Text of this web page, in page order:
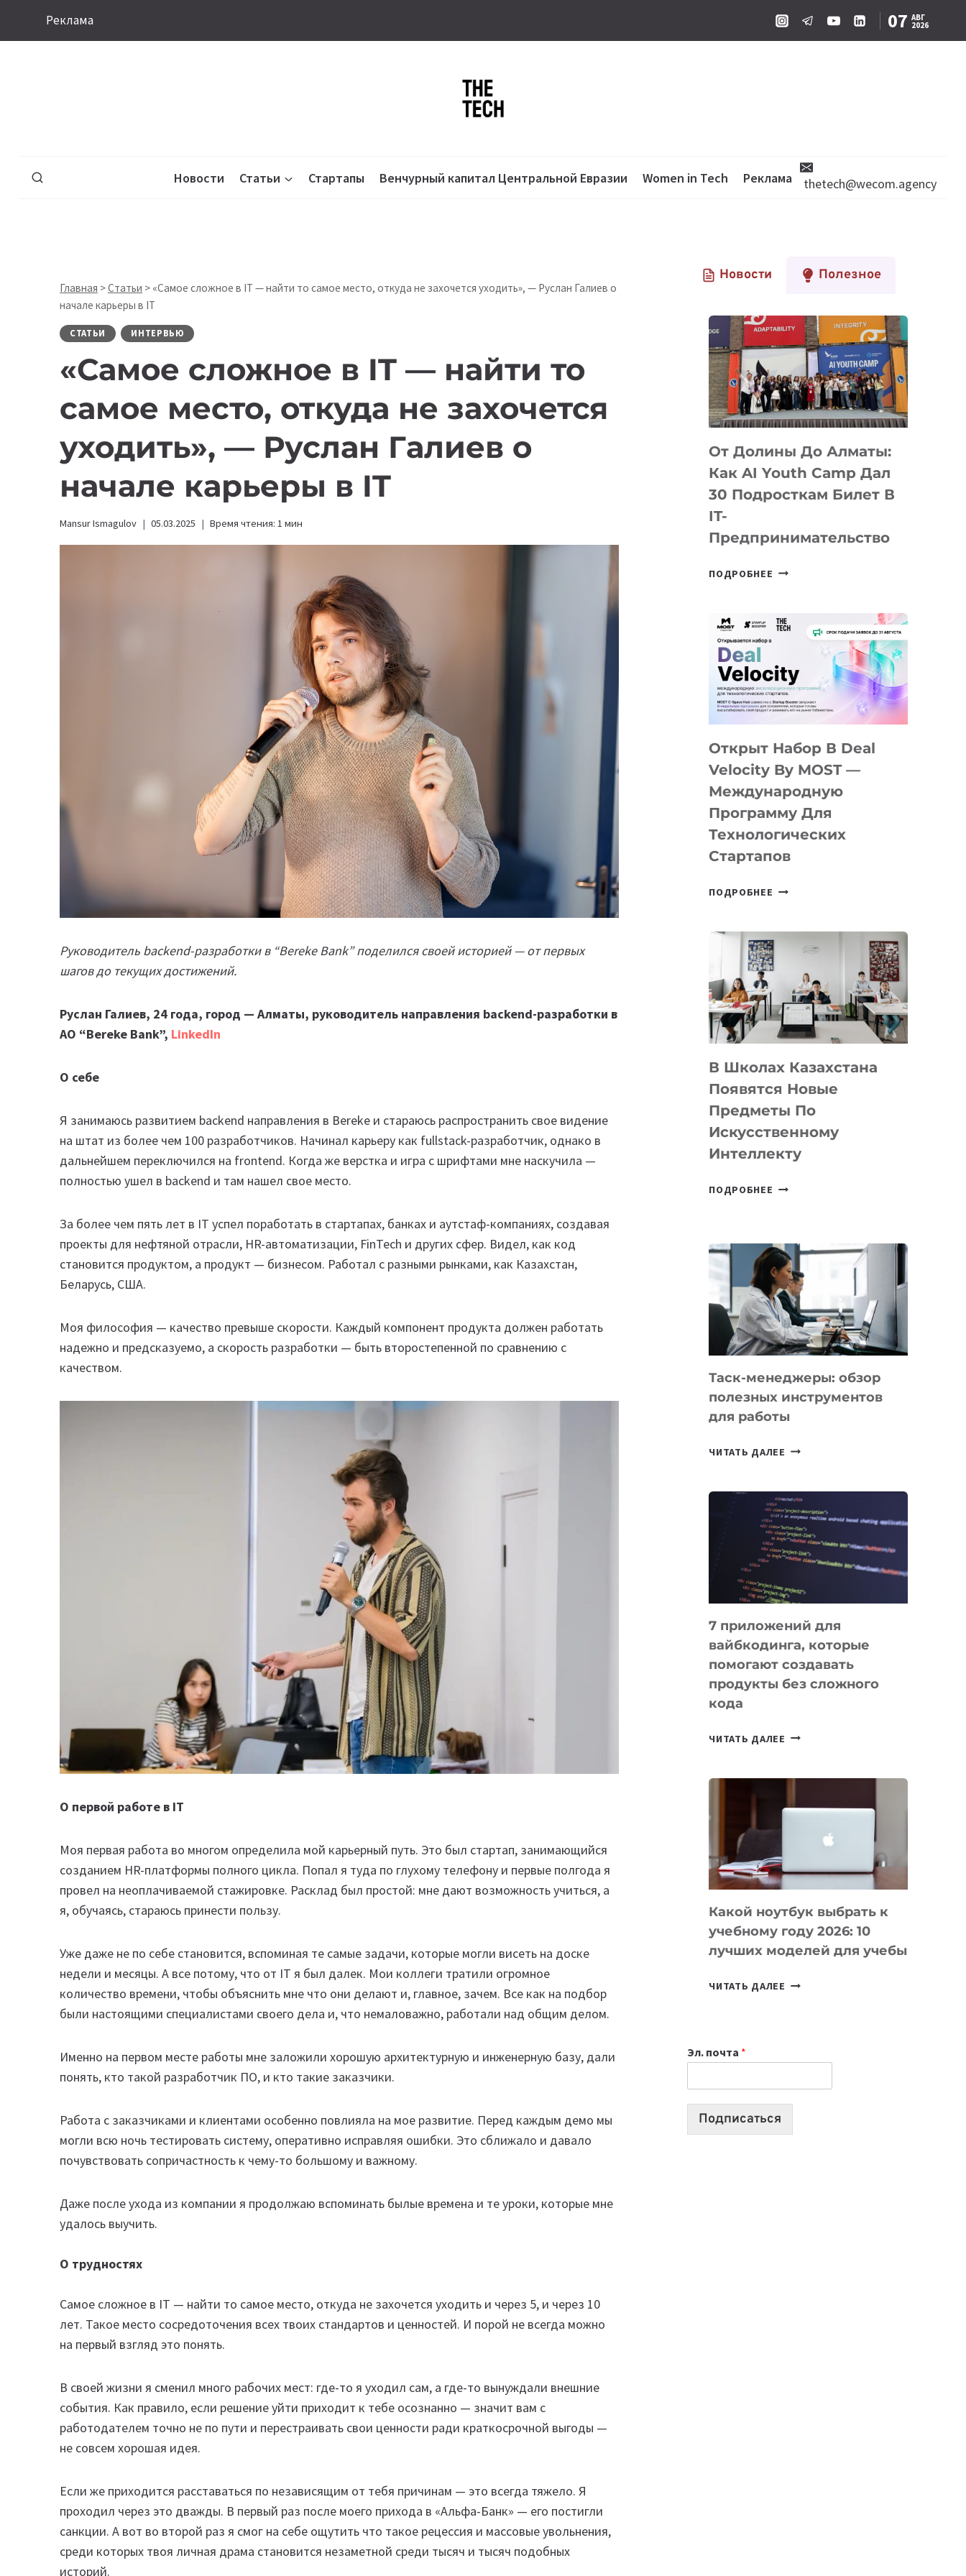
Реклама 07 АВГ
2026
Новости Статьи Стартапы Венчурный капитал Центральной Евразии Women in Tech Реклама thetech@wecom.agency
Главная >Статьи > «Самое сложное в IT — найти то самое место, откуда не захочется уходить», — Руслан Галиев о
начале карьеры в IT
СТАТЬИ ИНТЕРВЬЮ
«Самое сложное в IT — найти то
самое место, откуда не захочется
уходить», — Руслан Галиев о
начале карьеры в IT
Mansur Ismagulov 05.03.2025 Время чтения: 1 мин
Руководитель backend-разработки в “Bereke Bank” поделился своей историей — от первых
шагов до текущих достижений.
Руслан Галиев, 24 года, город — Алматы, руководитель направления backend-разработки в
AO “Bereke Bank”, LinkedIn
О себе
Я занимаюсь развитием backend направления в Bereke и стараюсь распространить свое видение
на штат из более чем 100 разработчиков. Начинал карьеру как fullstack-разработчик, однако в
дальнейшем переключился на frontend. Когда же верстка и игра с шрифтами мне наскучила —
полностью ушел в backend и там нашел свое место.
За более чем пять лет в IT успел поработать в стартапах, банках и аутстаф-компаниях, создавая
проекты для нефтяной отрасли, HR-автоматизации, FinTech и других сфер. Видел, как код
становится продуктом, а продукт — бизнесом. Работал с разными рынками, как Казахстан,
Беларусь, США.
Моя философия — качество превыше скорости. Каждый компонент продукта должен работать
надежно и предсказуемо, а скорость разработки — быть второстепенной по сравнению с
качеством.
О первой работе в IT
Моя первая работа во многом определила мой карьерный путь. Это был стартап, занимающийся
созданием HR-платформы полного цикла. Попал я туда по глухому телефону и первые полгода я
провел на неоплачиваемой стажировке. Расклад был простой: мне дают возможность учиться, а
я, обучаясь, стараюсь принести пользу.
Уже даже не по себе становится, вспоминая те самые задачи, которые могли висеть на доске
недели и месяцы. А все потому, что от IT я был далек. Мои коллеги тратили огромное
количество времени, чтобы объяснить мне что они делают и, главное, зачем. Все как на подбор
были настоящими специалистами своего дела и, что немаловажно, работали над общим делом.
Именно на первом месте работы мне заложили хорошую архитектурную и инженерную базу, дали
понять, кто такой разработчик ПО, и кто такие заказчики.
Работа с заказчиками и клиентами особенно повлияла на мое развитие. Перед каждым демо мы
могли всю ночь тестировать систему, оперативно исправляя ошибки. Это сближало и давало
почувствовать сопричастность к чему-то большому и важному.
Даже после ухода из компании я продолжаю вспоминать былые времена и те уроки, которые мне
удалось выучить.
О трудностях
Самое сложное в IT — найти то самое место, откуда не захочется уходить и через 5, и через 10
лет. Такое место сосредоточения всех твоих стандартов и ценностей. И порой не всегда можно
на первый взгляд это понять.
В своей жизни я сменил много рабочих мест: где-то я уходил сам, а где-то вынуждали внешние
события. Как правило, если решение уйти приходит к тебе осознанно — значит вам с
работодателем точно не по пути и перестраивать свои ценности ради краткосрочной выгоды —
не совсем хорошая идея.
Если же приходится расставаться по независящим от тебя причинам — это всегда тяжело. Я
проходил через это дважды. В первый раз после моего прихода в «Альфа-Банк» — его постигли
санкции. А вот во второй раз я смог на себе ощутить что такое рецессия и массовые увольнения,
среди которых твоя личная драма становится незаметной среди тысяч и тысяч подобных
историй.
Новости Полезное
От Долины До Алматы:
Как AI Youth Camp Дал
30 Подросткам Билет В
IT-
Предпринимательство
ПОДРОБНЕЕ ОТ
АЛМАТЫ:
YOUTH
CAMP
ДАЛ
ПОДРОСТКАМ
БИЛЕТ
IT-
ПРЕДПРИНИМАТЕЛЬСТВО
Открыт Набор В Deal
Velocity By MOST —
Международную
Программу Для
Технологических
Стартапов
ПОДРОБНЕЕ ОТКРЫТ
DEAL
VELOCITY
MOST
—
МЕЖДУНАРОДНУЮ
ДЛЯ
ТЕХНОЛОГИЧЕСКИХ
СТАРТАПОВ
В Школах Казахстана
Появятся Новые
Предметы По
Искусственному
Интеллекту
ПОДРОБНЕЕ
НОВЫЕ
ПРЕДМЕТЫ
ПО
ИСКУССТВЕННОМУ
ИНТЕЛЛЕКТУ
Таск-менеджеры: обзор
полезных инструментов
для работы
ЧИТАТЬ ДАЛЕЕ ТАСК-
ПОЛЕЗНЫХ
ИНСТРУМЕНТОВ
ДЛЯ
РАБОТЫ
7 приложений для
вайбкодинга, которые
помогают создавать
продукты без сложного
кода
ЧИТАТЬ ДАЛЕЕ
КОТОРЫЕ
СОЗДАВАТЬ
БЕЗ
КОДА
Какой ноутбук выбрать к
учебному году 2026: 10
лучших моделей для учебы
ЧИТАТЬ ДАЛЕЕ КАКОЙ
2026:
10
Эл. почта *
Подписаться